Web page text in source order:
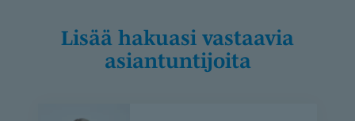
Lisää hakuasi vastaavia
asiantuntijoita